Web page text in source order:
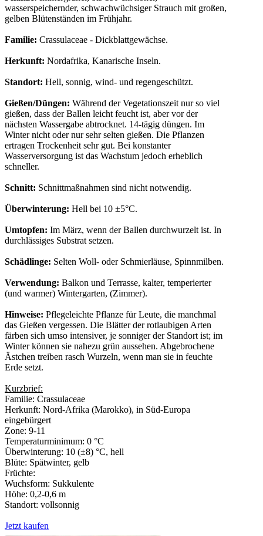
wasserspeichernder, schwachwüchsiger Strauch mit großen,
gelben Blütenständen im Frühjahr.
Familie: Crassulaceae - Dickblattgewächse.
Herkunft: Nordafrika, Kanarische Inseln.
Standort: Hell, sonnig, wind- und regengeschützt.
Gießen/Düngen: Während der Vegetationszeit nur so viel
gießen, dass der Ballen leicht feucht ist, aber vor der
nächsten Wassergabe abtrocknet. 14-tägig düngen. Im
Winter nicht oder nur sehr selten gießen. Die Pflanzen
ertragen Trockenheit sehr gut. Bei konstanter
Wasserversorgung ist das Wachstum jedoch erheblich
schneller.
Schnitt: Schnittmaßnahmen sind nicht notwendig.
Überwinterung: Hell bei 10 ±5°C.
Umtopfen: Im März, wenn der Ballen durchwurzelt ist. In
durchlässiges Substrat setzen.
Schädlinge: Selten Woll- oder Schmierläuse, Spinnmilben.
Verwendung: Balkon und Terrasse, kalter, temperierter
(und warmer) Wintergarten, (Zimmer).
Hinweise: Pflegeleichte Pflanze für Leute, die manchmal
das Gießen vergessen. Die Blätter der rotlaubigen Arten
färben sich umso intensiver, je sonniger der Standort ist; im
Winter können sie nahezu grün aussehen. Abgebrochene
Ästchen treiben rasch Wurzeln, wenn man sie in feuchte
Erde setzt.
Kurzbrief:
Familie: Crassulaceae
Herkunft: Nord-Afrika (Marokko), in Süd-Europa
eingebürgert
Zone: 9-11
Temperaturminimum: 0 °C
Überwinterung: 10 (±8) °C, hell
Blüte: Spätwinter, gelb
Früchte:
Wuchsform: Sukkulente
Höhe: 0,2-0,6 m
Standort: vollsonnig
Jetzt kaufen